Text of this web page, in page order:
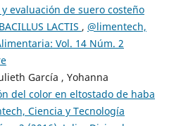
evaluación de suero costeño
LACTIS , @limentech,
Vol. 14 Núm. 2
García , Yohanna
del color en eltostado de haba
Ciencia y Tecnología